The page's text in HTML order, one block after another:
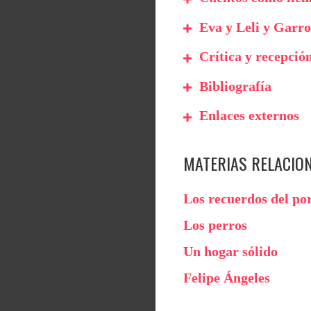
Eva y Leli y Garro
Crítica y
Bibliografía
Enlaces externos
MATERIAS
Los recuerdos del
Los perros
Un hogar sólido
Felipe Ángeles